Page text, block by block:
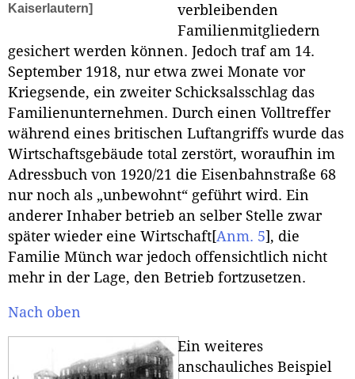
Kaiserlautern]
verbleibenden
Familienmitgliedern
gesichert werden können. Jedoch traf am 14.
September 1918, nur etwa zwei Monate vor
Kriegsende, ein zweiter Schicksalsschlag das
Familienunternehmen. Durch einen Volltreffer
während eines britischen Luftangriffs wurde das
Wirtschaftsgebäude total zerstört, woraufhin im
Adressbuch von 1920/21 die Eisenbahnstraße 68
nur noch als „unbewohnt“ geführt wird. Ein
anderer Inhaber betrieb an selber Stelle zwar
später wieder eine Wirtschaft[Anm. 5] , die
Familie Münch war jedoch offensichtlich nicht
mehr in der Lage, den Betrieb fortzusetzen.
Nach oben
Ein weiteres
anschauliches Beispiel